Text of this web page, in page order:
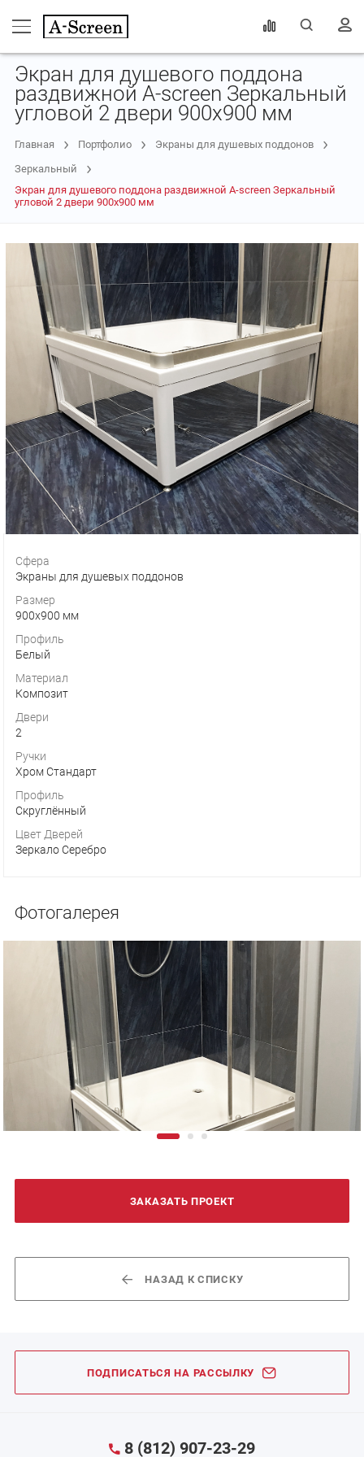
Экран для душевого поддона
раздвижной A-screen Зеркальный
угловой 2 двери 900х900 мм
Главная Портфолио
Экраны для душевых поддонов
Зеркальный
Экран для душевого поддона раздвижной A-screen Зеркальный
угловой 2 двери 900х900 мм
Сфера
Экраны для душевых поддонов
Размер
900х900 мм
Профиль
Белый
Материал
Композит
Двери
2
Ручки
Хром Стандарт
Профиль
Скруглённый
Цвет Дверей
Зеркало Серебро
Фотогалерея
ЗАКАЗАТЬ ПРОЕКТ
НАЗАД К СПИСКУ
ПОДПИСАТЬСЯ НА РАССЫЛКУ
8 (812) 907-23-29